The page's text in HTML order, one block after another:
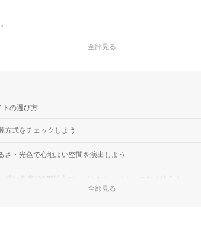
全部見る
トの選び方
方式をチェックしよう
さ・光色で心地よい空間を演出しよう
感知角度120度以上のモデルなら、ストレスなく使える
全部見る